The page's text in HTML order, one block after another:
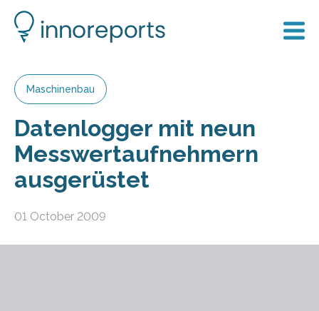
Maschinenbau
Datenlogger mit neun
Messwertaufnehmern
ausgerüstet
01 October 2009